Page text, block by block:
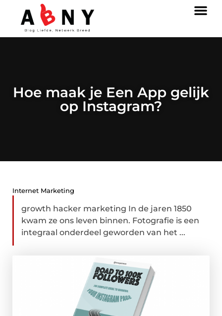
Hoe maak je Een App gelijk
op Instagram?
Internet Marketing
growth hacker marketing In de jaren 1850
kwam ze ons leven binnen. Fotografie is een
integraal onderdeel geworden van het ...